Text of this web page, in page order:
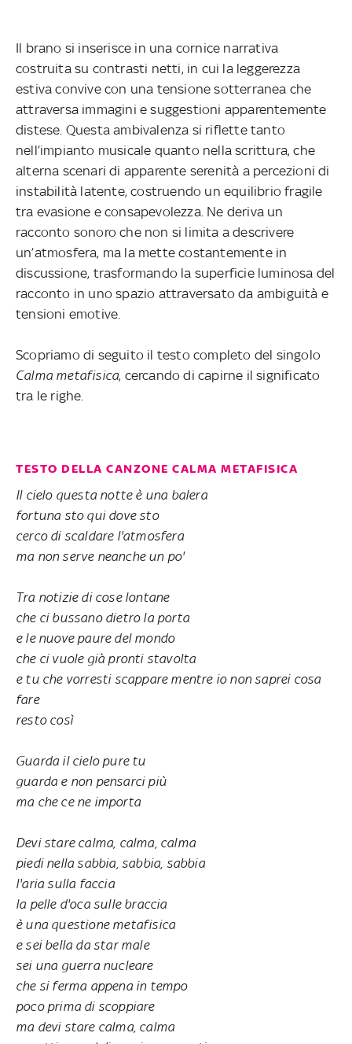
Il brano si inserisce in una cornice narrativa
costruita su contrasti netti, in cui la leggerezza
estiva convive con una tensione sotterranea che
attraversa immagini e suggestioni apparentemente
distese. Questa ambivalenza si riflette tanto
nell’impianto musicale quanto nella scrittura, che
alterna scenari di apparente serenità a percezioni di
instabilità latente, costruendo un equilibrio fragile
tra evasione e consapevolezza. Ne deriva un
racconto sonoro che non si limita a descrivere
un’atmosfera, ma la mette costantemente in
discussione, trasformando la superficie luminosa del
racconto in uno spazio attraversato da ambiguità e
tensioni emotive.
Scopriamo di seguito il testo completo del singolo
Calma metafisica, cercando di capirne il significato
tra le righe.
TESTO DELLA CANZONE CALMA METAFISICA
Il cielo questa notte è una balera
fortuna sto qui dove sto
cerco di scaldare l'atmosfera
ma non serve neanche un po'
Tra notizie di cose lontane
che ci bussano dietro la porta
e le nuove paure del mondo
che ci vuole già pronti stavolta
e tu che vorresti scappare mentre io non saprei cosa
fare
resto così
Guarda il cielo pure tu
guarda e non pensarci più
ma che ce ne importa
Devi stare calma, calma, calma
piedi nella sabbia, sabbia, sabbia
l'aria sulla faccia
la pelle d'oca sulle braccia
è una questione metafisica
e sei bella da star male
sei una guerra nucleare
che si ferma appena in tempo
poco prima di scoppiare
ma devi stare calma, calma